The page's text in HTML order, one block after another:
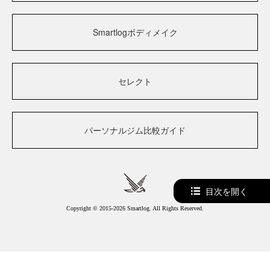
Smartlogボディメイク
セレクト
パーソナルジム比較ガイド
Copyright © 2015-2026 Smartlog. All Rights Reserved.
目次を開く